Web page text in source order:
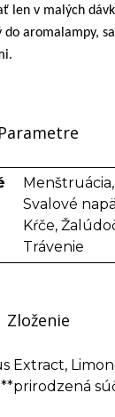
len v malých
do aromalampy,
Parametre
Svalové
Kŕče,
Trávenie
Zloženie
Extract,